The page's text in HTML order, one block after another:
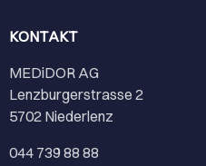
KONTAKT
MEDiDOR AG
Lenzburgerstrasse 2
5702 Niederlenz
044 739 88 88